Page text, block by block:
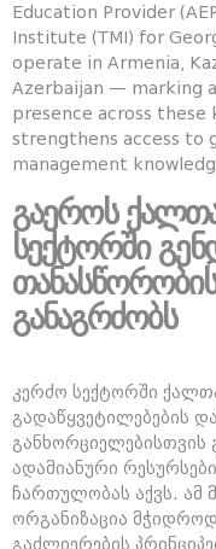
Education Provider
Institute (TMI) for
operate in Armenia,
Azerbaijan — marking
presence across
strengthens access to
management
გაეროს
სექტორში
განაგრძობს
კერძო სექტორში
გადაწყვეტილებების
განხორციელებისთვის
ადამიანური
ჩართულობას აქვს. ამ
ორგანიზაცია
გაძლიერების